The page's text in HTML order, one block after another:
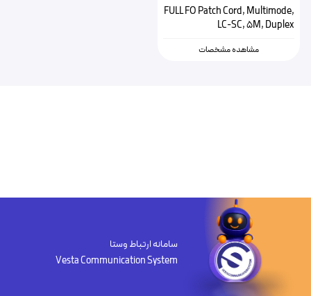
FULL FO Patch Cord, Multimode,
LC-SC, 5M, Duplex
مشاهده مشخصات
سامانه ارتباط وستا
Vesta Communication System